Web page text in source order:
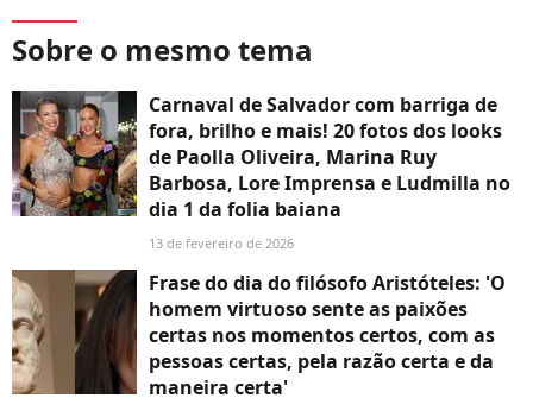
Sobre o mesmo tema
Carnaval de Salvador com barriga de
fora, brilho e mais! 20 fotos dos looks
de Paolla Oliveira, Marina Ruy
Barbosa, Lore Imprensa e Ludmilla no
dia 1 da folia baiana
13 de fevereiro de 2026
Frase do dia do filósofo Aristóteles: 'O
homem virtuoso sente as paixões
certas nos momentos certos, com as
pessoas certas, pela razão certa e da
maneira certa'